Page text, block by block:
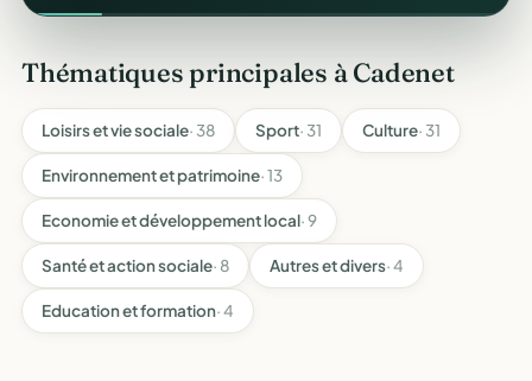
Thématiques principales à Cadenet
Loisirs et vie sociale· 38 Sport· 31 Culture· 31
Environnement et patrimoine· 13
Economie et développement local· 9
Santé et action sociale· 8 Autres et divers· 4
Education et formation· 4